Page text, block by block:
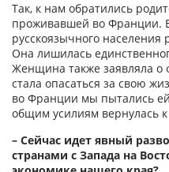
Так, к нам обратились
проживавшей во Франции.
русскоязычного населения
Она лишилась
Женщина также заявляла о
стала опасаться за свою
во Франции мы пытались
общим усилиям вернулась
– Сейчас идет явный
странами с Запада на